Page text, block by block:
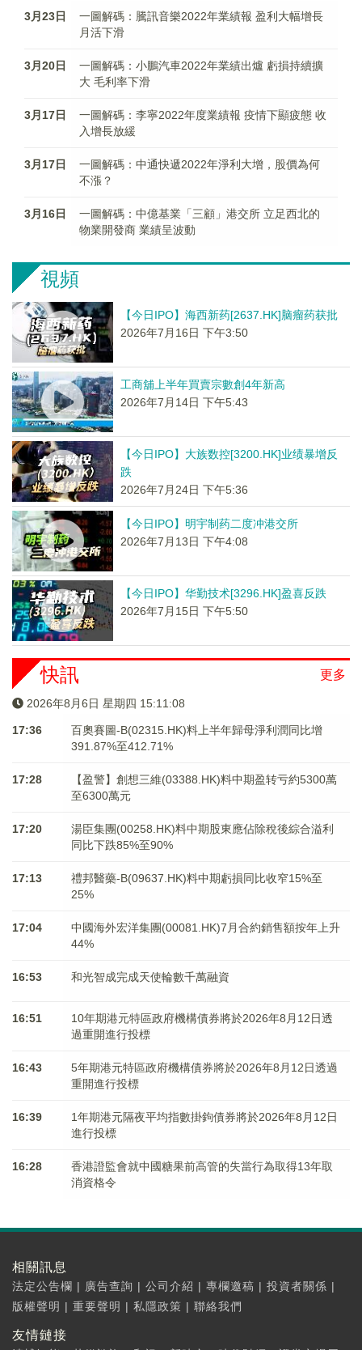
3月23日
一圖解碼：騰訊音樂2022年業績報 盈利大幅增長
月活下滑
3月20日
一圖解碼：小鵬汽車2022年業績出爐 虧損持續擴
大 毛利率下滑
3月17日
一圖解碼：李寧2022年度業績報 疫情下顯疲態 收
入增長放緩
3月17日
一圖解碼：中通快遞2022年淨利大增，股價為何
不漲？
3月16日
一圖解碼：中億基業「三顧」港交所 立足西北的
物業開發商 業績呈波動
視頻
【今日IPO】海西新药[2637.HK]脑瘤药获批
2026年7月16日 下午3:50
工商舖上半年買賣宗數創4年新高
2026年7月14日 下午5:43
【今日IPO】大族数控[3200.HK]业绩暴增反
跌
2026年7月24日 下午5:36
【今日IPO】明宇制药二度冲港交所
2026年7月13日 下午4:08
【今日IPO】华勤技术[3296.HK]盈喜反跌
2026年7月15日 下午5:50
更多
快訊
2026年8月6日 星期四 15:11:09
17:36
百奧賽圖-B(02315.HK)料上半年歸母淨利潤同比增
391.87%至412.71%
17:28
【盈警】創想三維(03388.HK)料中期盈转亏約5300萬
至6300萬元
17:20
湯臣集團(00258.HK)料中期股東應佔除稅後綜合溢利
同比下跌85%至90%
17:13
禮邦醫藥-B(09637.HK)料中期虧損同比收窄15%至
25%
17:04
中國海外宏洋集團(00081.HK)7月合約銷售額按年上升
44%
16:53 和光智成完成天使輪數千萬融資
16:51
10年期港元特區政府機構債券將於2026年8月12日透
過重開進行投標
16:43
5年期港元特區政府機構債券將於2026年8月12日透過
重開進行投標
16:39
1年期港元隔夜平均指數掛鉤債券將於2026年8月12日
進行投標
16:28
香港證監會就中國糖果前高管的失當行為取得13年取
消資格令
相關訊息
法定公告欄 | 廣告查詢 | 公司介紹 | 專欄邀稿 | 投資者關係 |
版權聲明 | 重要聲明 | 私隱政策 | 聯絡我們
友情鏈接